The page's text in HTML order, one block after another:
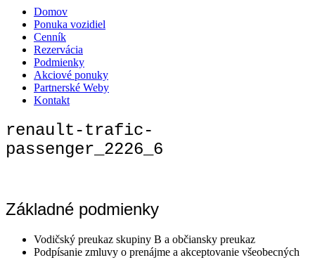
Domov
Ponuka vozidiel
Cenník
Rezervácia
Podmienky
Akciové ponuky
Partnerské Weby
Kontakt
renault-trafic-
passenger_2226_6
Základné podmienky
Vodičský preukaz skupiny B a občiansky preukaz
Podpísanie zmluvy o prenájme a akceptovanie všeobecných